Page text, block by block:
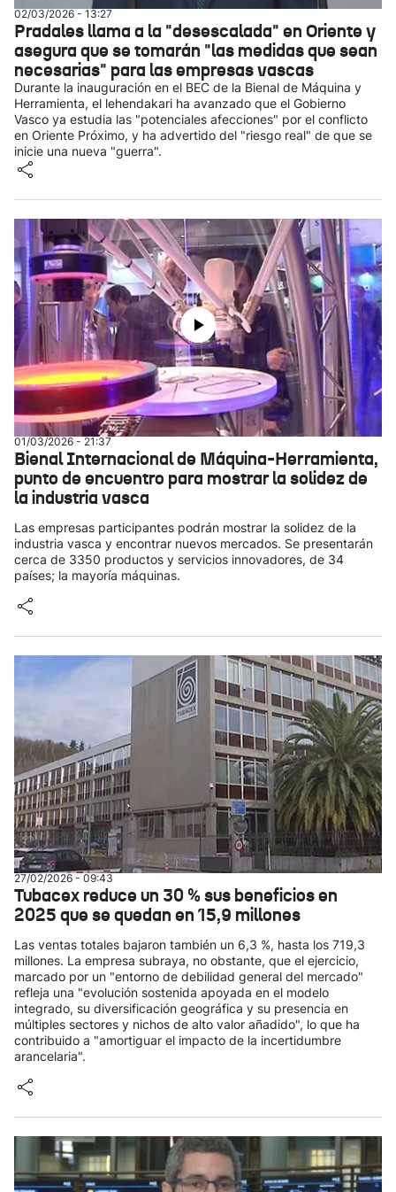
02/03/2026 - 13:27
Pradales llama a la "desescalada" en Oriente y
asegura que se tomarán "las medidas que sean
necesarias" para las empresas vascas
Durante la inauguración en el BEC de la Bienal de Máquina y
Herramienta, el lehendakari ha avanzado que el Gobierno
Vasco ya estudia las "potenciales afecciones" por el conflicto
en Oriente Próximo, y ha advertido del "riesgo real" de que se
inicie una nueva "guerra".
01/03/2026 - 21:37
Bienal Internacional de Máquina-Herramienta,
punto de encuentro para mostrar la solidez de
la industria vasca
Las empresas participantes podrán mostrar la solidez de la
industria vasca y encontrar nuevos mercados. Se presentarán
cerca de 3350 productos y servicios innovadores, de 34
países; la mayoría máquinas.
27/02/2026 - 09:43
Tubacex reduce un 30 % sus beneficios en
2025 que se quedan en 15,9 millones
Las ventas totales bajaron también un 6,3 %, hasta los 719,3
millones. La empresa subraya, no obstante, que el ejercicio,
marcado por un "entorno de debilidad general del mercado"
refleja una "evolución sostenida apoyada en el modelo
integrado, su diversificación geográfica y su presencia en
múltiples sectores y nichos de alto valor añadido", lo que ha
contribuido a "amortiguar el impacto de la incertidumbre
arancelaria".